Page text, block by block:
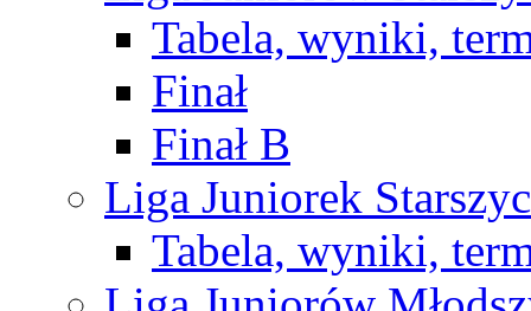
Tabela, wyniki,
Finał
Finał B
Liga Juniorek
Tabela, wyniki,